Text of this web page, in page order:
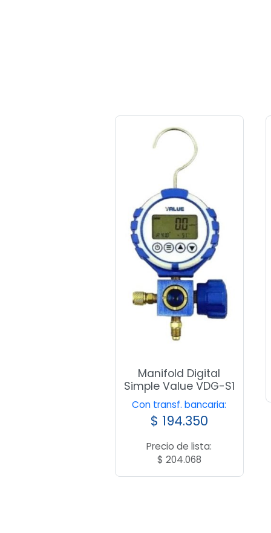
Manifold Digital
Simple Value VDG-S1
Con transf. bancaria:
$ 194.350
Precio de lista:
$ 204.068